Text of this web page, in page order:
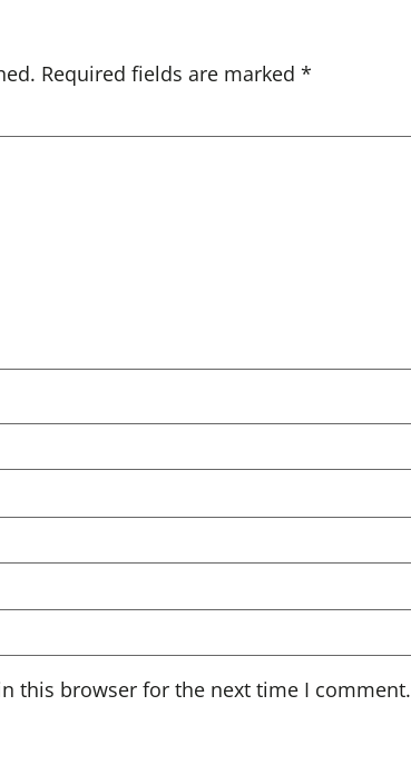
Required fields are marked *
this browser for the next time I comment.